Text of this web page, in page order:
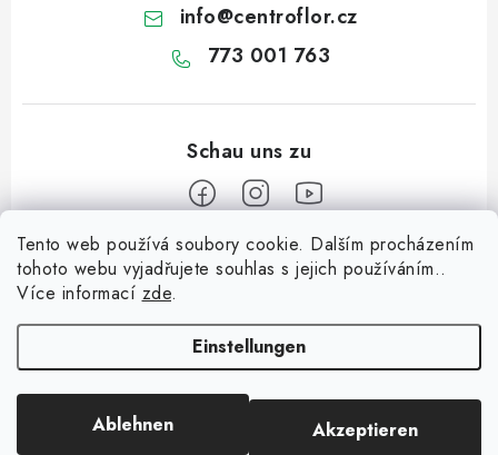
Tento web používá soubory cookie. Dalším procházením
tohoto webu vyjadřujete souhlas s jejich používáním..
Více informací zde.
Einstellungen
Ablehnen Akzeptieren
info@centroflor.cz
773 001 763
Informace pro vás
Kontaktieren Sie uns
Copyright 2026CENTROFLOR, s.r.o. . Alle Rechte vorbehalten.